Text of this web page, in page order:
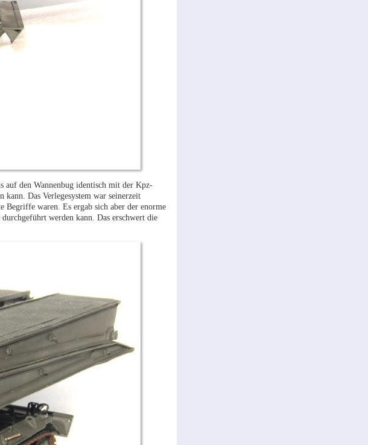
auf den Wannenbug identisch mit der Kpz-
Das Verlegesystem war seinerzeit
Begriffe waren. Es ergab sich aber der enorme
werden kann. Das erschwert die